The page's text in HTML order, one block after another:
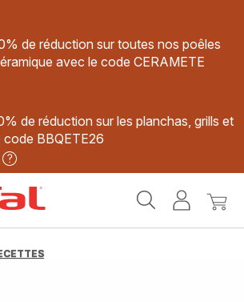
de réduction sur toutes nos poêles
avec le code CERAMETE
de réduction sur les planchas, grills et
BBQETE26
MonMon